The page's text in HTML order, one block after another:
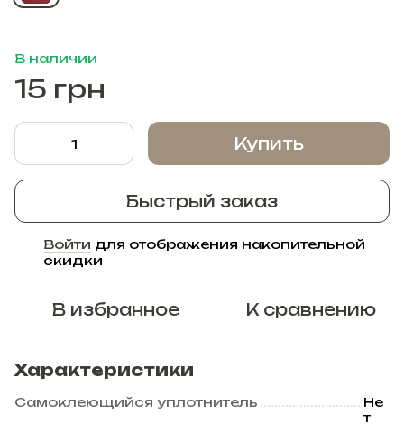
В наличии
15 грн
Купить
Быстрый заказ
Войти для отображения накопительной
скидки
В избранное К сравнению
Характеристики
Самоклеющийся уплотнитель
Не
т